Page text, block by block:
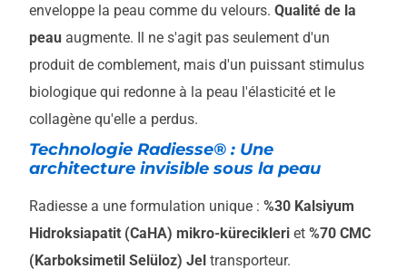
enveloppe la peau comme du velours. Qualité de la
peau augmente. Il ne s'agit pas seulement d'un
produit de comblement, mais d'un puissant stimulus
biologique qui redonne à la peau l'élasticité et le
collagène qu'elle a perdus.
Technologie Radiesse® : Une
architecture invisible sous la peau
Radiesse a une formulation unique : %30 Kalsiyum
Hidroksiapatit (CaHA) mikro-kürecikleri et %70 CMC
(Karboksimetil Selüloz) Jel transporteur.